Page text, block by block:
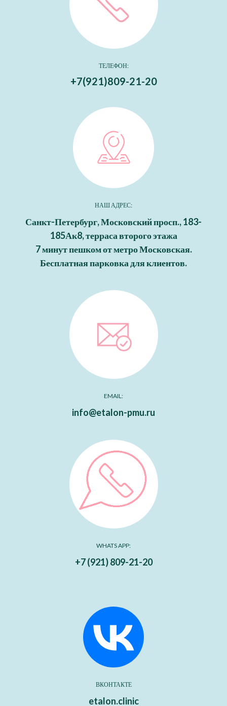
ТЕЛЕФОН:
+7(921)809-21-20
НАШ АДРЕС:
Санкт-Петербург, Московский просп., 183-
185Ак8, терраса второго этажа
7 минут пешком от метроМосковская.
Бесплатная парковка для клиентов.
EMAIL:
info@etalon-pmu.ru
WHATS APP:
+7 (921) 809-21-20
ВКОНТАКТЕ
etalon.clinic